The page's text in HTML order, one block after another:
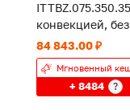
конвекцией,
84 843.00 ₽
Мгновенный
+ 8484 ?